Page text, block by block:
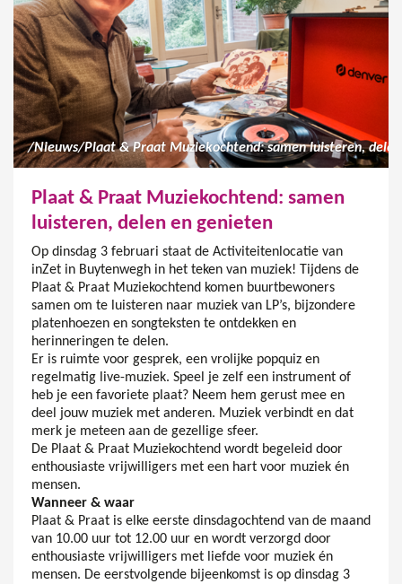
/Nieuws/
Plaat & Praat Muziekochtend: samen
luisteren, delen en genieten
Op dinsdag 3 februari staat de Activiteitenlocatie van
inZet in Buytenwegh in het teken van muziek! Tijdens de
Plaat & Praat Muziekochtend komen buurtbewoners
samen om te luisteren naar muziek van LP’s, bijzondere
platenhoezen en songteksten te ontdekken en
herinneringen te delen.
Er is ruimte voor gesprek, een vrolijke popquiz en
regelmatig live-muziek. Speel je zelf een instrument of
heb je een favoriete plaat? Neem hem gerust mee en
deel jouw muziek met anderen. Muziek verbindt en dat
merk je meteen aan de gezellige sfeer.
De Plaat & Praat Muziekochtend wordt begeleid door
enthousiaste vrijwilligers met een hart voor muziek én
mensen.
Wanneer & waar
Plaat & Praat is elke eerste dinsdagochtend van de maand
van 10.00 uur tot 12.00 uur en wordt verzorgd door
enthousiaste vrijwilligers met liefde voor muziek én
mensen. De eerstvolgende bijeenkomst is op dinsdag 3